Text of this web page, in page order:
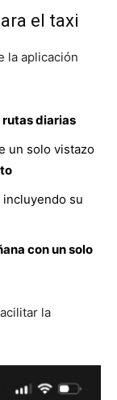
el taxi
la aplicación
rutas diarias
un solo vistazo
incluyendo su
con un solo
la